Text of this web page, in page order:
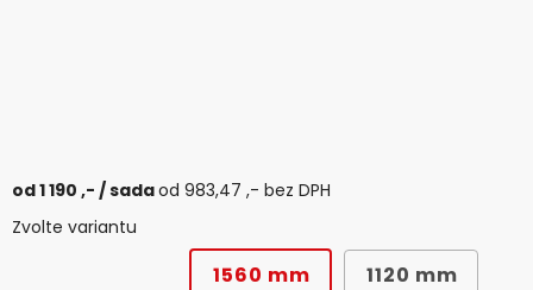
od1 190 ,- / sadaod 983,47 ,- bez DPH
Zvolte variantu
1560 mm 1120 mm